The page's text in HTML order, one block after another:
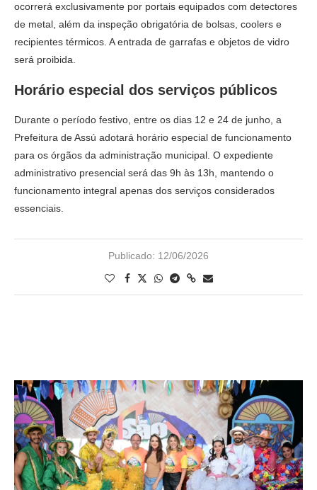
ocorrerá exclusivamente por portais equipados com detectores
de metal, além da inspeção obrigatória de bolsas, coolers e
recipientes térmicos. A entrada de garrafas e objetos de vidro
será proibida.
Horário especial dos serviços públicos
Durante o período festivo, entre os dias 12 e 24 de junho, a
Prefeitura de Assú adotará horário especial de funcionamento
para os órgãos da administração municipal. O expediente
administrativo presencial será das 9h às 13h, mantendo o
funcionamento integral apenas dos serviços considerados
essenciais.
Publicado: 12/06/2026